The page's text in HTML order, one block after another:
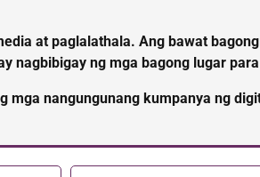
at paglalathala. Ang bawat
nagbibigay ng mga bagong lugar
mga nangungunang kumpanya ng